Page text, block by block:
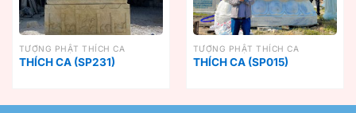
TƯỢNG PHẬT THÍCH CA
THÍCH CA (SP231)
TƯỢNG PHẬT THÍCH CA
THÍCH CA (SP015)